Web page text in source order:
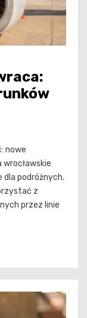
nowe
dla podróżnych.
z
przez linie